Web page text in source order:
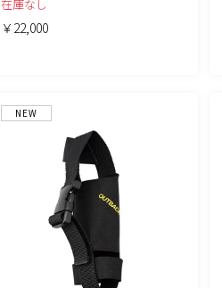
在庫なし
￥22,000
NEW